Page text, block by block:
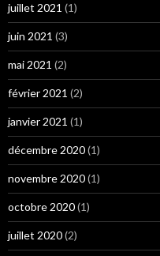
juillet 2021 (1)
juin 2021 (3)
mai 2021 (2)
février 2021 (2)
janvier 2021 (1)
décembre 2020(1)
novembre 2020(1)
octobre 2020(1)
juillet 2020(2)